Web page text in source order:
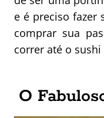
e é preciso fazer
comprar sua
correr até o
O